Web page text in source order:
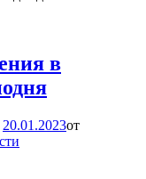
в
20.01.2023от